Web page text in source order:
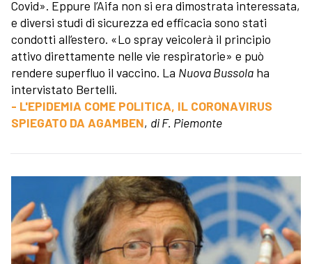
Covid». Eppure l’Aifa non si era dimostrata interessata,
e diversi studi di sicurezza ed efficacia sono stati
condotti all’estero. «Lo spray veicolerà il principio
attivo direttamente nelle vie respiratorie» e può
rendere superfluo il vaccino. La Nuova Bussola ha
intervistato Bertelli.
- L'EPIDEMIA COME POLITICA, IL CORONAVIRUS
SPIEGATO DA AGAMBEN, di F. Piemonte